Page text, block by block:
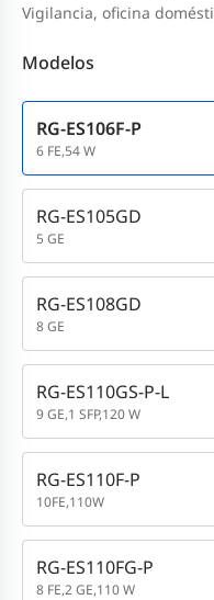
Vigilancia, oficina
Modelos
RG-ES106F-P
6 FE,54 W
RG-ES105GD
5 GE
RG-ES108GD
8 GE
RG-ES110GS-P-L
9 GE,1 SFP,120 W
RG-ES110F-P
10FE,110W
RG-ES110FG-P
8 FE,2 GE,110 W